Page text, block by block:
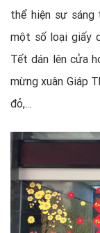
thể hiện sự sáng
một số loại giấy
Tết dán lên cửa
mừng xuân Giáp
đỏ,...